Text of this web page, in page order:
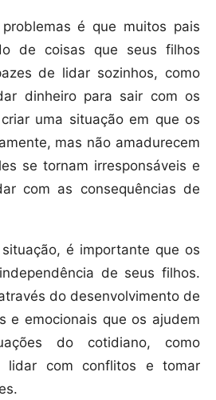
é que muitos pais
de coisas que seus filhos
de lidar sozinhos, como
dinheiro para sair com os
uma situação em que os
mas não amadurecem
se tornam irresponsáveis e
com as consequências de
é importante que os
de seus filhos.
do desenvolvimento de
e emocionais que os ajudem
do cotidiano, como
lidar com conflitos e tomar